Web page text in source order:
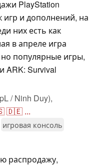
PlayStation
и дополнений, на
них есть как
в апреле игра
но популярные игры,
ARK: Survival
/ Ninh Duy),
🇩🇪 ...
игровая консоль
распродажу,